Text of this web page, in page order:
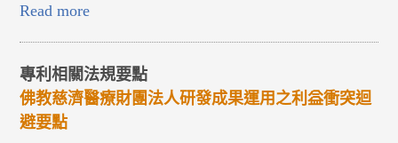
Read more
專利相關法規要點
佛教慈濟醫療財團法人研發成果運用之利益衝突迴
避要點